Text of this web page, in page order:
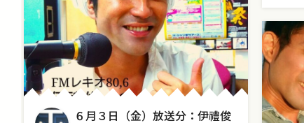
６月３日（金）放送分：伊禮俊